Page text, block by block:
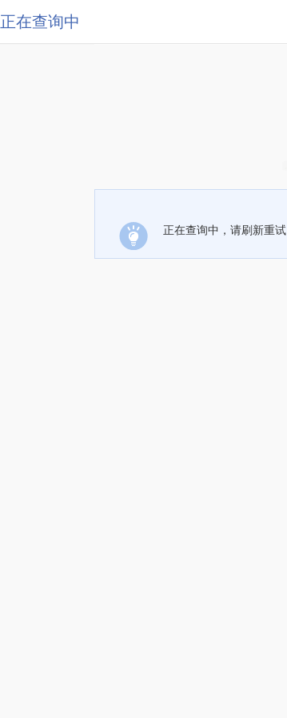
正在查询中
正在查询中，请刷新重试